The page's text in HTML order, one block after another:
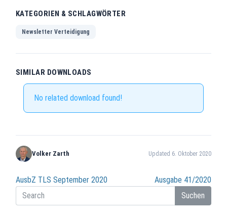
KATEGORIEN & SCHLAGWÖRTER
Newsletter Verteidigung
SIMILAR DOWNLOADS
No related download found!
Volker Zarth Updated 6. Oktober 2020
Beitragsnavigation
AusbZ TLS September 2020
Ausgabe 41/2020
Suchen